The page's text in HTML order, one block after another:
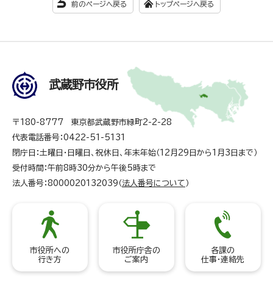
前のページへ戻る トップページへ戻る
武蔵野市役所
〒180-8777 東京都武蔵野市緑町2-2-28
代表電話番号：0422-51-5131
閉庁日：土曜日・日曜日、祝休日、年末年始（12月29日から1月3日まで）
受付時間：午前8時30分から午後5時まで
法人番号：8000020132039（ 法人番号について ）
市役所への
行き方
市役所庁舎の
ご案内
各課の
仕事・連絡先